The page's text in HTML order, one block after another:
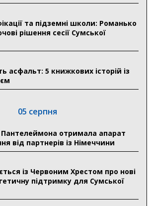
та підземні школи: Романько
рішення сесії Сумської
асфальт: 5 книжкових історій із
05 серпня
Пантелеймона отримала апарат
від партнерів із Німеччини
із Червоним Хрестом про нові
підтримку для Сумської